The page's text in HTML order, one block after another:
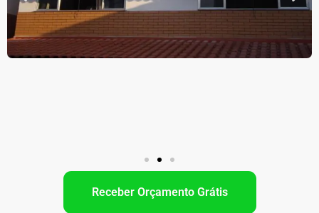
Receber Orçamento Grátis